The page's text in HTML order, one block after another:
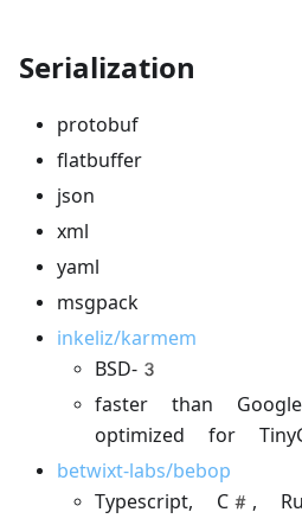
Serialization
protobuf
flatbuffer
json
xml
yaml
msgpack
inkeliz/karmem
BSD-3
faster than
optimized for
betwixt-labs/bebop
Typescript, C#,